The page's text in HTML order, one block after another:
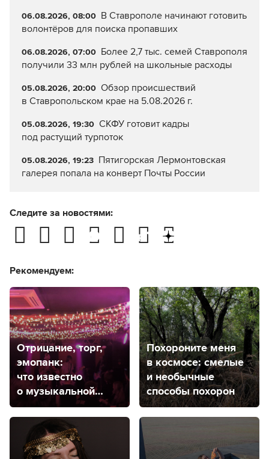
06.08.2026, 08:00 В Ставрополе начинают готовить
волонтёров для поиска пропавших
06.08.2026, 07:00 Более 2,7 тыс. семей Ставрополя
получили 33 млн рублей на школьные расходы
05.08.2026, 20:00 Обзор происшествий
в Ставропольском крае на 5.08.2026 г.
05.08.2026, 19:30 СКФУ готовит кадры
под растущий турпоток
05.08.2026, 19:23 Пятигорская Лермонтовская
галерея попала на конверт Почты России
Следите за новостями:
Рекомендуем:
Отрицание, торг,
эмопанк:
что известно
о музыкальной
группе «Контроль»
из Ставрополя
Похороните меня
в космосе: смелые
и необычные
способы похорон